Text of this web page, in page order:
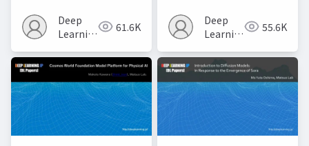
Recipes モデルマージ
の進化的最適化
Deep
Learning
61.6K
Deep
Learning
55.6K